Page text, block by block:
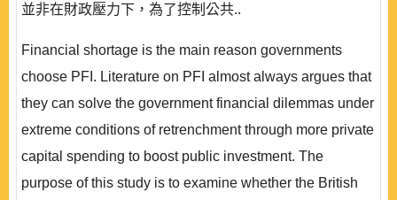
並非在財政壓力下，為了控制公共..
Financial shortage is the main reason governments
choose PFI. Literature on PFI almost always argues that
they can solve the government financial dilemmas under
extreme conditions of retrenchment through more private
capital spending to boost public investment. The
purpose of this study is to examine whether the British